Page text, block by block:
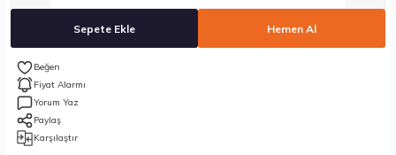
Sepete Ekle Hemen Al
Fiyat Alarmı
Yorum Yaz
Paylaş
Karşılaştır